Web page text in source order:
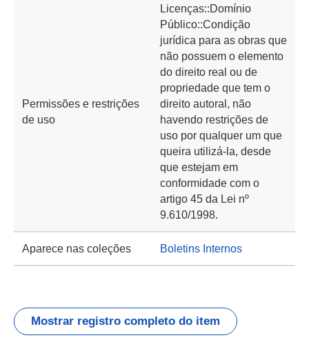
Permissões e restrições
de uso
Licenças::Domínio
Público::Condição
jurídica para as obras que
não possuem o elemento
do direito real ou de
propriedade que tem o
direito autoral, não
havendo restrições de
uso por qualquer um que
queira utilizá-la, desde
que estejam em
conformidade com o
artigo 45 da Lei nº
9.610/1998.
Aparece nas coleções Boletins Internos
Mostrar registro completo do item